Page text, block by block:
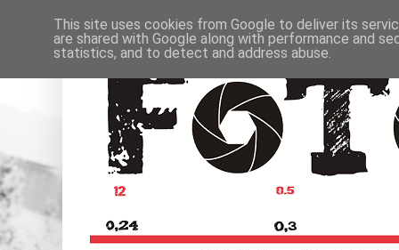
This site uses cookies from Google to deliver its
are shared with Google along with performance and
statistics, and to detect and address abuse.